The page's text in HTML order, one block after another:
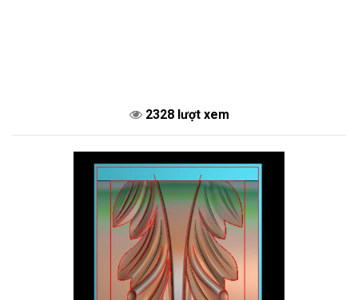
2328 lượt xem